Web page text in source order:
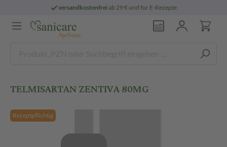
versandkostenfreiab 29 € und für E-Rezepte
TELMISARTAN ZENTIVA 80MG
Rezeptpflichtig